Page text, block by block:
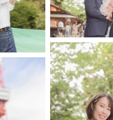
ば幸いです。
まま想い出に◇◇◇
いの外“あっ”と言う間に、
う間の時間を楽しい時間に
撮影させて頂きます。一緒
う。